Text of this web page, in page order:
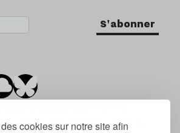
cookies sur notre site afin
S'abonner
indépendant sur la
tendances, dont la